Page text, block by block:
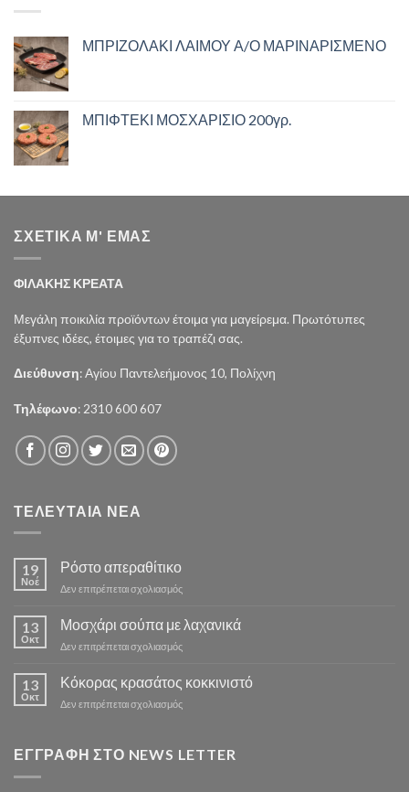
ΜΠΡΙΖΟΛΑΚΙ ΛΑΙΜΟΥ Α/Ο ΜΑΡΙΝΑΡΙΣΜΕΝΟ
ΜΠΙΦΤΕΚΙ ΜΟΣΧΑΡΙΣΙΟ 200γρ.
ΣΧΕΤΙΚΑ Μ' ΕΜΑΣ
ΦΙΛΑΚΗΣ ΚΡΕΑΤΑ
Μεγάλη ποικιλία προϊόντων έτοιμα για μαγείρεμα. Πρωτότυπες
έξυπνες ιδέες, έτοιμες για το τραπέζι σας.
Διεύθυνση: Αγίου Παντελεήμονος 10, Πολίχνη
Τηλέφωνο: 2310 600 607
ΤΕΛΕΥΤΑΙΑ ΝΕΑ
19
Νοέ
Ρόστο απεραθίτικο
Δεν επιτρέπεται σχολιασμόςστο
απεραθίτικο
13
Οκτ
Μοσχάρι σούπα με λαχανικά
Δεν επιτρέπεται σχολιασμόςστο
λαχανικά
13
Οκτ
Κόκορας κρασάτος κοκκινιστό
Δεν επιτρέπεται σχολιασμόςστο
κοκκινιστό
ΕΓΓΡΑΦΗ ΣΤΟ NEWS LETTER